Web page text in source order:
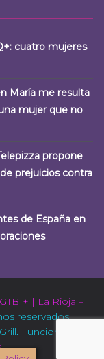
cuatro mujeres
María me resulta
mujer que no
propone
prejuicios contra
de España en
| La Rioja –
reservados.
Funciona con
.